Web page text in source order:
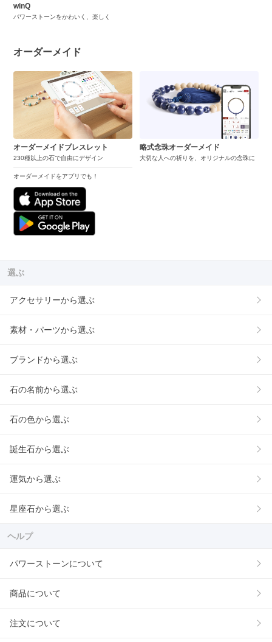
winQ
パワーストーンをかわいく、楽しく
オーダーメイド
オーダーメイドブレスレット
230種以上の石で自由にデザイン
オーダーメイドをアプリでも！
略式念珠オーダーメイド
大切な人への祈りを、オリジナルの念珠に
選ぶ
アクセサリーから選ぶ
素材・パーツから選ぶ
ブランドから選ぶ
石の名前から選ぶ
石の色から選ぶ
誕生石から選ぶ
運気から選ぶ
星座石から選ぶ
ヘルプ
パワーストーンについて
商品について
注文について